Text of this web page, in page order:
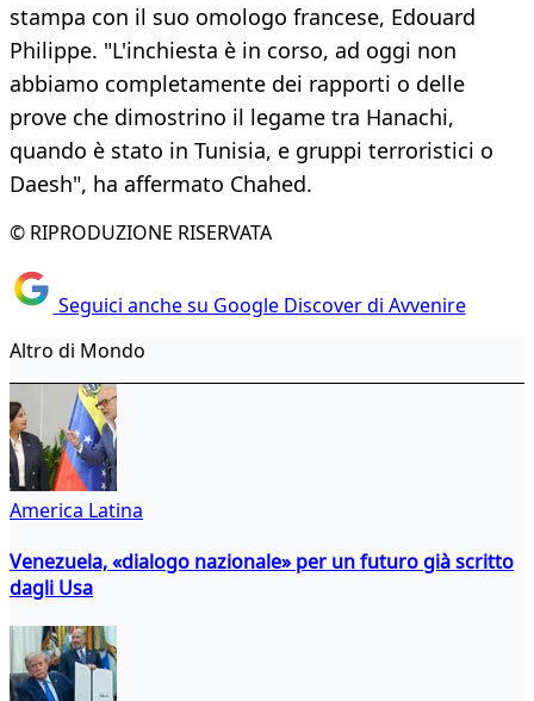
stampa con il suo omologo francese, Edouard
Philippe. "L'inchiesta è in corso, ad oggi non
abbiamo completamente dei rapporti o delle
prove che dimostrino il legame tra Hanachi,
quando è stato in Tunisia, e gruppi terroristici o
Daesh", ha affermato Chahed.
© RIPRODUZIONE RISERVATA
Seguici anche su Google Discover di Avvenire
Altro di Mondo
America Latina
Venezuela, «dialogo nazionale» per un futuro già scritto
dagli Usa